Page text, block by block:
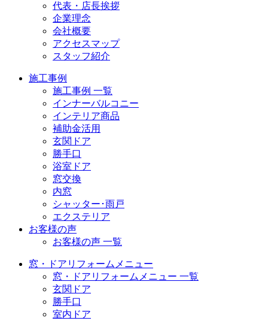
代表・店長挨拶
企業理念
会社概要
アクセスマップ
スタッフ紹介
施工事例
施工事例 一覧
インナーバルコニー
インテリア商品
補助金活用
玄関ドア
勝手口
浴室ドア
窓交換
内窓
シャッター･雨戸
エクステリア
お客様の声
お客様の声 一覧
窓・ドアリフォームメニュー
窓・ドアリフォームメニュー 一覧
玄関ドア
勝手口
室内ドア